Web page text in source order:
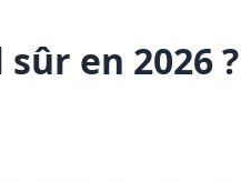
en 2026